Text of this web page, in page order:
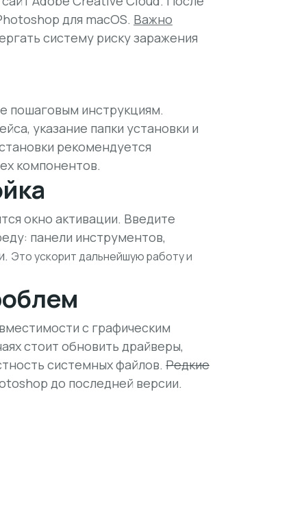
для macOS. Важно
систему риску заражения
пошаговым инструкциям.
указание папки установки и
рекомендуется
компонентов.
окно активации. Введите
панели инструментов,
Это ускорит дальнейшую работу и
с графическим
стоит обновить драйверы,
системных файлов. Редкие
до последней версии.